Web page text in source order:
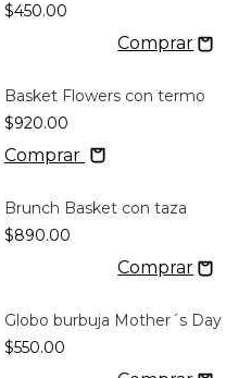
$450.00
Basket Flowers con termo
$920.00
Comprar
Brunch Basket con taza
$890.00
Globo burbuja Mother´s Day
$550.00